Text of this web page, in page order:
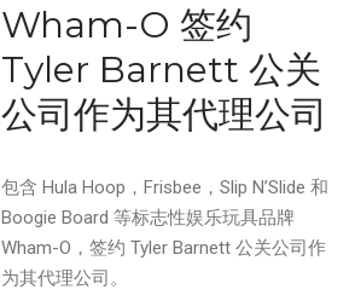
Boogieboard
Game Time
Giggle 'N Splash
Hula Hoop
Pop Bang
Wham-O 签约
Tyler Barnett 公关
公司作为其代理公司
包含 Hula Hoop，Frisbee，Slip N’Slide 和
Boogie Board 等标志性娱乐玩具品牌
Wham-O，签约 Tyler Barnett 公关公司作
为其代理公司。